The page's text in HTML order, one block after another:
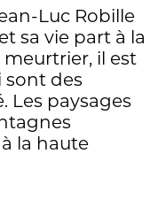
Luc Robille
sa vie part à la
il est
des
Les paysages
la haute